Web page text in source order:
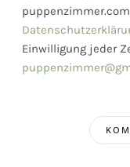
Einwilligung jeder